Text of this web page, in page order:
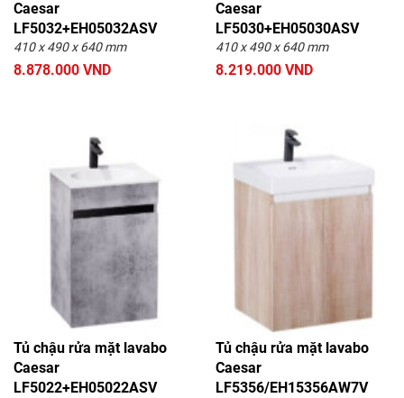
Caesar
LF5032+EH05032ASV
410 x 490 x 640 mm
8.878.000 VND
Caesar
LF5030+EH05030ASV
410 x 490 x 640 mm
8.219.000 VND
Tủ chậu rửa mặt lavabo
Caesar
LF5022+EH05022ASV
Tủ chậu rửa mặt lavabo
Caesar
LF5356/EH15356AW7V